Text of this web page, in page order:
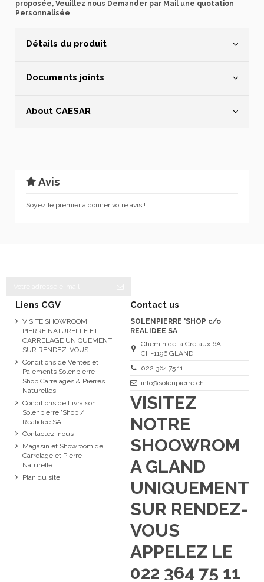
proposée, Veuillez nous Demander par Mail une quotation
Personnalisée
Détails du produit
Documents joints
About CAESAR
Avis
Soyez le premier à donner votre avis !
Liens CGV
VISITE SHOWROOM
PIERRE NATURELLE ET
CARRELAGE UNIQUEMENT
SUR RENDEZ-VOUS
Conditions de Ventes et
Paiements Solenpierre
Shop Carrelages & Pierres
Naturelles
Conditions de Livraison
Solenpierre 'Shop /
Realidee SA
Contactez-nous
Magasin et Showroom de
Carrelage et Pierre
Naturelle
Plan du site
Contact us
SOLENPIERRE 'SHOP c/o
REALIDEE SA
Chemin de la Crétaux 6A
CH-1196 GLAND
022 364 75 11
info@solenpierre.ch
VISITEZ
NOTRE
SHOOWROM
A GLAND
UNIQUEMENT
SUR RENDEZ-
VOUS
APPELEZ LE
022 364 75 11